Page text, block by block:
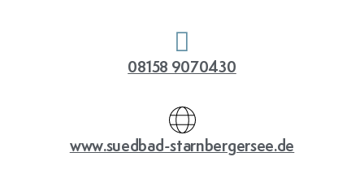
08158 9070430
www.suedbad-starnbergersee.de